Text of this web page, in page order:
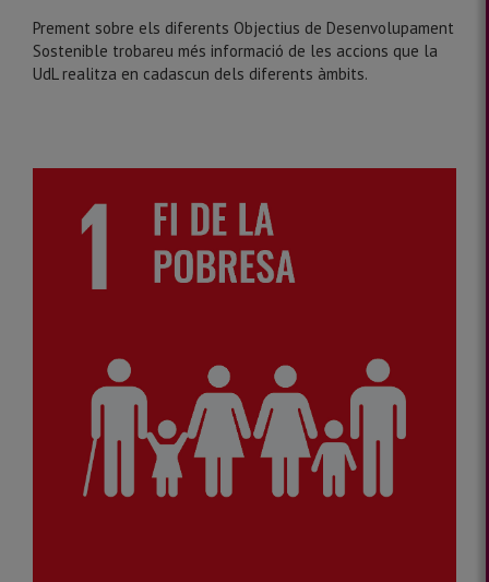
Prement sobre els diferents Objectius de Desenvolupament
Sostenible trobareu més informació de les accions que la
UdL realitza en cadascun dels diferents àmbits.